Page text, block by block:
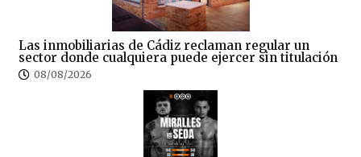
Las inmobiliarias de Cádiz reclaman regular un
sector donde cualquiera puede ejercer sin titulación
08/08/2026